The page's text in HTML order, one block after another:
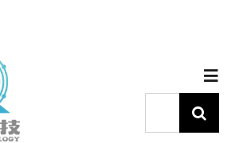
索：